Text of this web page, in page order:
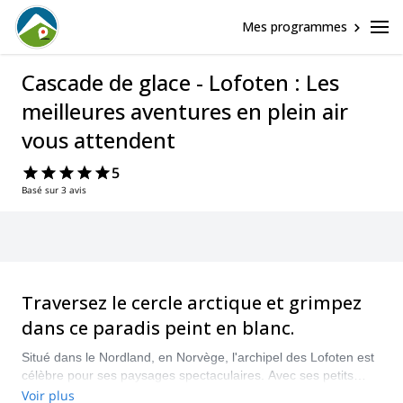
Mes programmes
Cascade de glace - Lofoten : Les
meilleures aventures en plein air
vous attendent
5
Basé sur 3 avis
Traversez le cercle arctique et grimpez
dans ce paradis peint en blanc.
Situé dans le Nordland, en Norvège, l'archipel des Lofoten est
célèbre pour ses paysages spectaculaires. Avec ses petits
villages de pêcheurs entourés de montagnes abruptes qui
Voir plus